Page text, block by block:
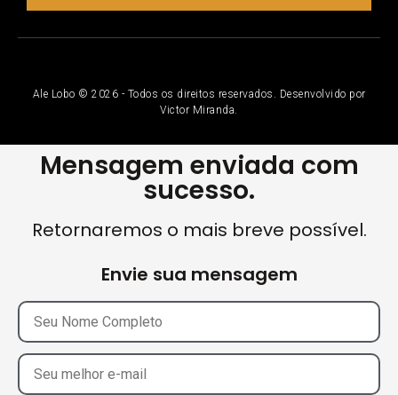
Ale Lobo © 2026 - Todos os direitos reservados. Desenvolvido por
Victor Miranda.
Mensagem enviada com
sucesso.
Retornaremos o mais breve possível.
Envie sua mensagem